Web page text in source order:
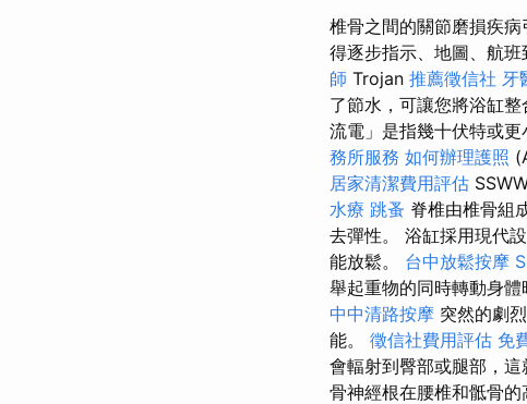
椎骨之間的關節磨損疾病
得逐步指示、地圖、航班
師 Trojan 推薦徵信社 牙
了節水，可讓您將浴缸
流電」是指幾十伏特或更
務所服務 如何辦理護照
居家清潔費用評估
水療 跳蚤 脊椎由椎骨組
去彈性。 浴缸採用現代
能放鬆。 台中放鬆按摩
舉起重物的同時轉動身體
中中清路按摩 突然的劇
能。 徵信社費用評估 免
會輻射到臀部或腿部，
骨神經根在腰椎和骶骨的